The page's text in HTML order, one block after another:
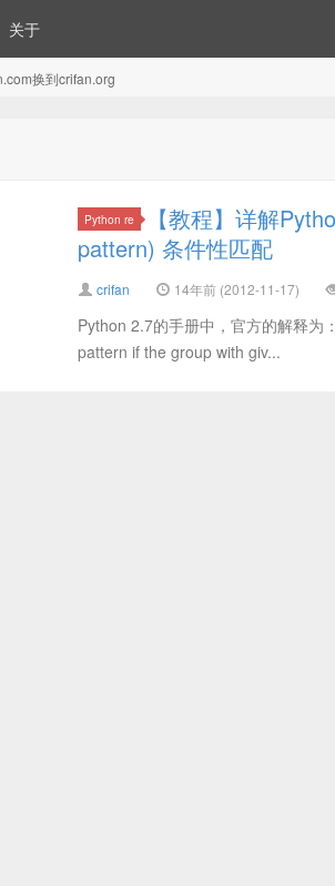
关于
换到crifan.org
Python re
【教程】详解
pattern) 条件性匹配
crifan 14年前 (2012-11-17)
Python 2.7的手册中，官方的解释
pattern if the group with giv...